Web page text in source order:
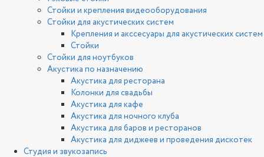
Стойки и крепления видеооборудования
Стойки для акустических систем
Крепления и акссесуары для акустических систем
Стойки
Стойки для ноутбуков
Акустика по назначению
Акустика для ресторана
Колонки для свадьбы
Акустика для кафе
Акустика для ночного клуба
Акустика для баров и ресторанов
Акустика для диджеев и проведения дискотек
Студия и звукозапись